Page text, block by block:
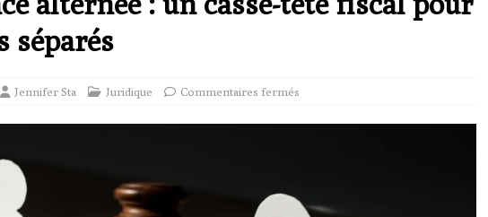
séparés
Jennifer Sta Juridique Commentaires fermés